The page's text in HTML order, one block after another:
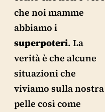
che noi mamme
abbiamo i
superpoteri. La
verità è che alcune
situazioni che
viviamo sulla nostra
pelle così come